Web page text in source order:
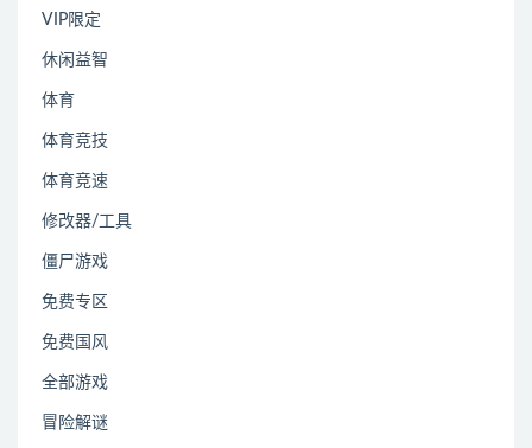
VIP限定
休闲益智
体育
体育竞技
体育竞速
修改器/工具
僵尸游戏
免费专区
免费国风
全部游戏
冒险解谜